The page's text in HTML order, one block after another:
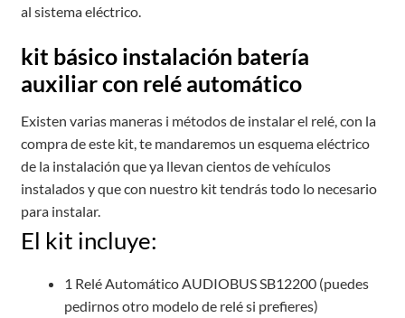
al sistema eléctrico.
kit básico instalación batería
auxiliar con relé automático
Existen varias maneras i métodos de instalar el relé, con la
compra de este kit, te mandaremos un esquema eléctrico
de la instalación que ya llevan cientos de vehículos
instalados y que con nuestro kit tendrás todo lo necesario
para instalar.
El kit incluye:
1 Relé Automático AUDIOBUS SB12200 (puedes
pedirnos otro modelo de relé si prefieres)